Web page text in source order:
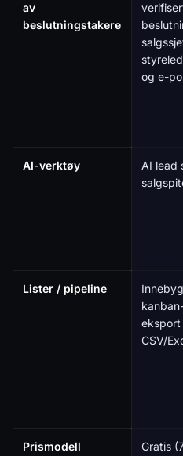
av
beslutningstakere
og e-
AI-verktøy
AI lead
Lister / pipeline
eksport
CSV/
Prismodell
Gratis